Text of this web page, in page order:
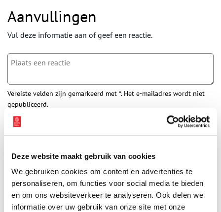
Deze website maakt gebruik van cookies
We gebruiken cookies om content en advertenties te
personaliseren, om functies voor social media te bieden
en om ons websiteverkeer te analyseren. Ook delen we
informatie over uw gebruik van onze site met onze
Aanvullingen
Vul deze informatie aan of geef een reactie.
Vereiste velden zijn gemarkeerd met *. Het e-mailadres wordt niet
gepubliceerd.
Naam
E-mail *
Vink dit aan als u op de hoogte gehouden wil worden.